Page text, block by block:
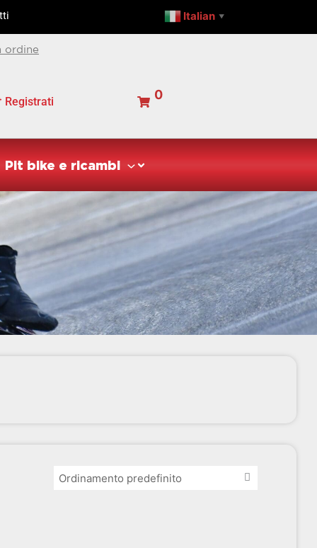
Italian ▼
ordine
Registrati 0
Pit bike e ricambi